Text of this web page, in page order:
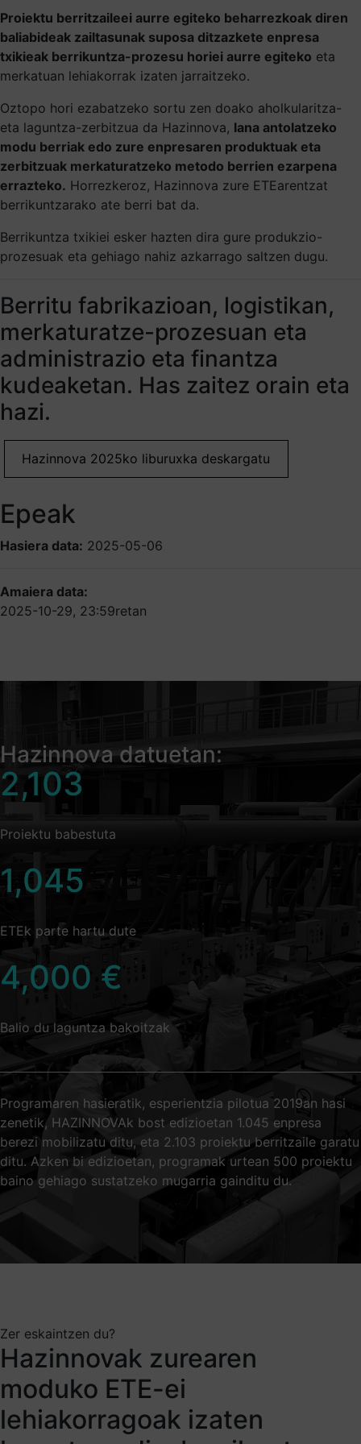
Proiektu berritzaileei aurre egiteko beharrezkoak diren
baliabideak zailtasunak suposa ditzazkete enpresa
txikieak berrikuntza-prozesu horiei aurre egiteko eta
merkatuan lehiakorrak izaten jarraitzeko.
Oztopo hori ezabatzeko sortu zen doako aholkularitza-
eta laguntza-zerbitzua da Hazinnova, lana antolatzeko
modu berriak edo zure enpresaren produktuak eta
zerbitzuak merkaturatzeko metodo berrien ezarpena
errazteko. Horrezkeroz, Hazinnova zure ETEarentzat
berrikuntzarako ate berri bat da.
Berrikuntza txikiei esker hazten dira gure produkzio-
prozesuak eta gehiago nahiz azkarrago saltzen dugu.
Berritu fabrikazioan, logistikan,
merkaturatze-prozesuan eta
administrazio eta finantza
kudeaketan. Has zaitez orain eta
hazi.
Hazinnova 2025ko liburuxka deskargatu
Epeak
Hasiera data: 2025-05-06
Amaiera data:
2025-10-29, 23:59retan
Hazinnova datuetan:
2,103
Proiektu babestuta
1,045
ETEk parte hartu dute
4,000 €
Balio du laguntza bakoitzak
Programaren hasieratik, esperientzia pilotua 2019an hasi
zenetik, HAZINNOVAk bost edizioetan 1.045 enpresa
berezi mobilizatu ditu, eta 2.103 proiektu berritzaile garatu
ditu. Azken bi edizioetan, programak urtean 500 proiektu
baino gehiago sustatzeko mugarria gainditu du.
Zer eskaintzen du?
Hazinnovak zurearen
moduko ETE-ei
lehiakorragoak izaten